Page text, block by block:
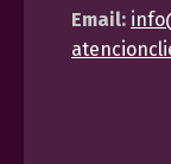
Email: